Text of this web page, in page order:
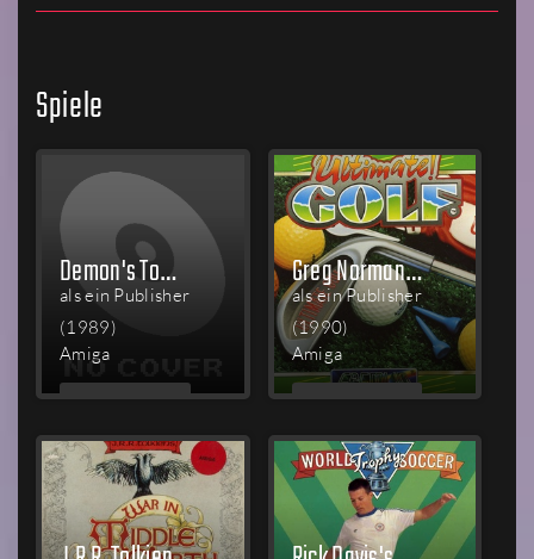
Spiele
Demon's Tomb: The Awakening
als ein Publisher
(1989)
Amiga
MEHR
Greg Norman's Shark Attack!: The Ultimate Golf Simulator
als ein Publisher
(1990)
Amiga
MEHR